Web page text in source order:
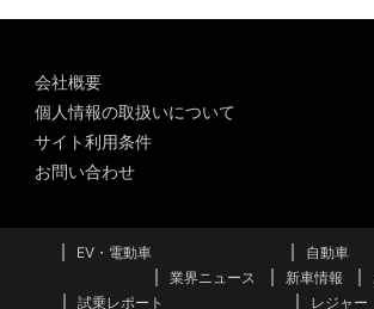
会社概要
個人情報の取扱いについて
サイト利用条件
お問い合わせ
EV・電動車
自動車
業界ニュース
新車情報
試乗レポート
レジャー